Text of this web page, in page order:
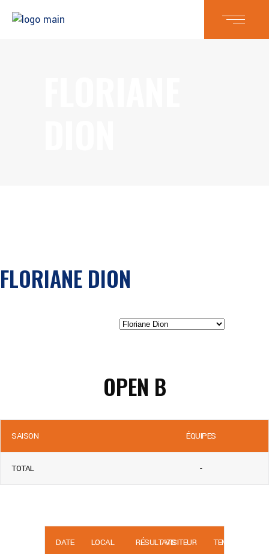
FLORIANE DION
OPEN B
SAISON ÉQUIPES
TOTAL -
DATE LOCAL RÉSULTATSVISITEUR TEMPS